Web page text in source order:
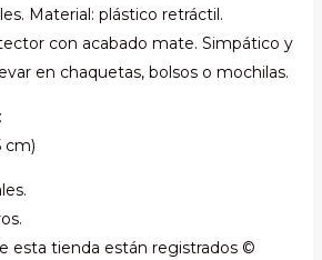
Material: plástico retráctil.
con acabado mate. Simpático y
en chaquetas, bolsos o mochilas.
cm)
esta tienda están registrados ©